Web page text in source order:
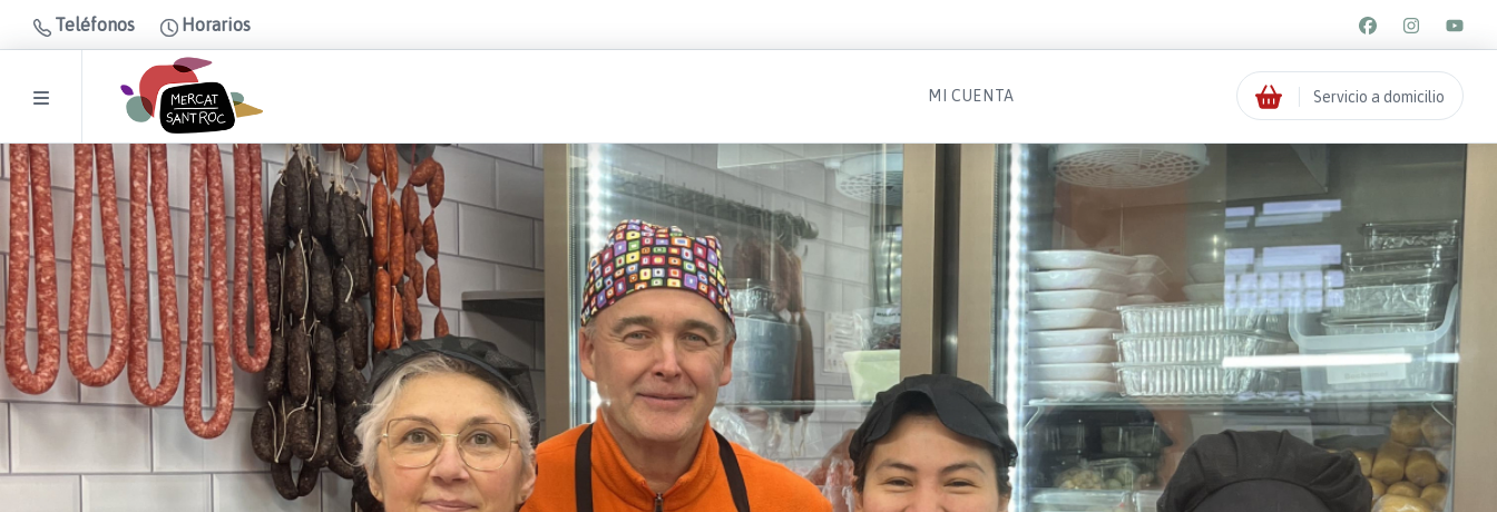
Teléfonos Horarios
MI CUENTA Servicio a domicilio